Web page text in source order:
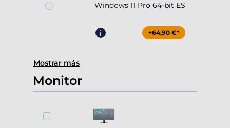
Windows 11 Pro 64-bit ES
+64,90 €*
Mostrar más
Monitor